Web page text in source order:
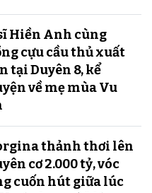
Hiền Anh cùng
cựu cầu thủ xuất
tại Duyên 8, kể
về mẹ mùa Vu
thảnh thơi lên
cơ 2.000 tỷ, vóc
cuốn hút giữa lúc